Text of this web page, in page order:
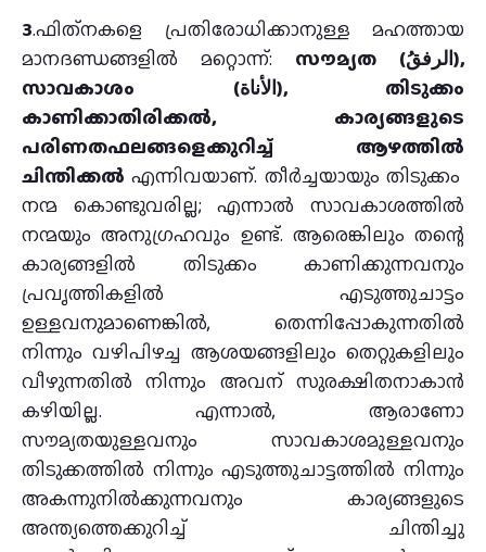
3.ഫിത്‌നകളെ പ്രതിരോധിക്കാനുള്ള മഹത്തായ
മാനദണ്ഡങ്ങളിൽ മറ്റൊന്ന്: സൗമ്യത (الرفقُ),
സാവകാശം (الأناة), തിടുക്കം
കാണിക്കാതിരിക്കൽ, കാര്യങ്ങളുടെ
പരിണതഫലങ്ങളെക്കുറിച്ച് ആഴത്തിൽ
ചിന്തിക്കൽ എന്നിവയാണ്. തീർച്ചയായും തിടുക്കം
നന്മ കൊണ്ടുവരില്ല; എന്നാൽ സാവകാശത്തിൽ
നന്മയും അനുഗ്രഹവും ഉണ്ട്. ആരെങ്കിലും തന്റെ
കാര്യങ്ങളിൽ തിടുക്കം കാണിക്കുന്നവനും
പ്രവൃത്തികളിൽ എടുത്തുചാട്ടം
ഉള്ളവനുമാണെങ്കിൽ, തെന്നിപ്പോകുന്നതിൽ
നിന്നും വഴിപിഴച്ച ആശയങ്ങളിലും തെറ്റുകളിലും
വീഴുന്നതിൽ നിന്നും അവന് സുരക്ഷിതനാകാൻ
കഴിയില്ല. എന്നാൽ, ആരാണോ
സൗമ്യതയുള്ളവനും സാവകാശമുള്ളവനും
തിടുക്കത്തിൽ നിന്നും എടുത്തുചാട്ടത്തിൽ നിന്നും
അകന്നുനിൽക്കുന്നവനും കാര്യങ്ങളുടെ
അന്ത്യത്തെക്കുറിച്ച് ചിന്തിച്ചു